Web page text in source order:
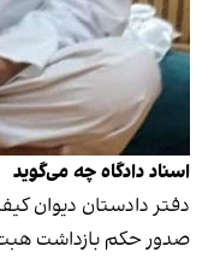
اسناد دادگاه چه می‌گوید
صدور حکم بازداشت